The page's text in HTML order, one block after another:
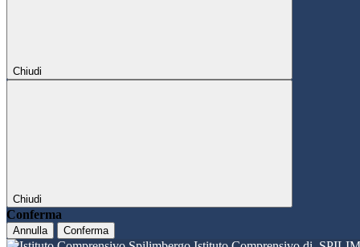
Chiudi
Chiudi
Conferma
Annulla Conferma